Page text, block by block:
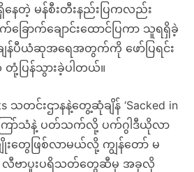
နေတဲ့ မန်စီးတီးနည်းပြကလည်း
ောက်ချောင်းထောင်ပြကာ သူရရှိခဲ့
ျန်ပီယံဆုအရေအတွက်ကို ဖော်ပြရင်း
ြန်သွားခဲ့ပါတယ်။
သတင်းဌာနနဲ့တွေ့ဆုံချိန် ‘Sacked in
းကြော်သံနဲ့ ပတ်သက်လို့ ပက်ဂွါဒီယိုလာ
းတွေဖြစ်လာမယ်လို့ ကျွန်တော် မ
။ လီဗာပူးပရိသတ်တွေဆီမှ အခုလို